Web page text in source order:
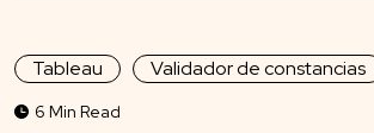
Tableau Validador de constancias
6 Min Read